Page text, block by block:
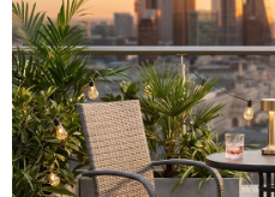
LEHÁTKA
POLSTRY
DOPLŇKY